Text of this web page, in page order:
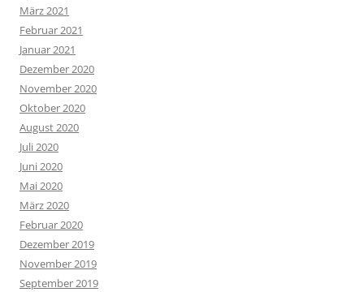
März 2021
Februar 2021
Januar 2021
Dezember 2020
November 2020
Oktober 2020
August 2020
Juli 2020
Juni 2020
Mai 2020
März 2020
Februar 2020
Dezember 2019
November 2019
September 2019